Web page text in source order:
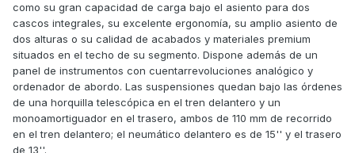
como su gran capacidad de carga bajo el asiento para dos
cascos integrales, su excelente ergonomía, su amplio asiento de
dos alturas o su calidad de acabados y materiales premium
situados en el techo de su segmento. Dispone además de un
panel de instrumentos con cuentarrevoluciones analógico y
ordenador de abordo. Las suspensiones quedan bajo las órdenes
de una horquilla telescópica en el tren delantero y un
monoamortiguador en el trasero, ambos de 110 mm de recorrido
en el tren delantero; el neumático delantero es de 15'' y el trasero
de 13''.